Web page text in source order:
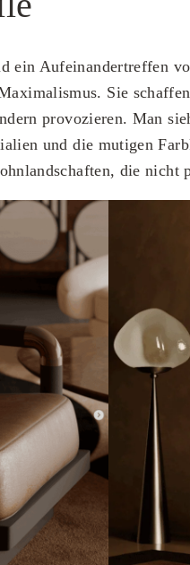
ein Aufeinandertreffen
Sie schaffen
provozieren. Man
und die mutigen
die nicht